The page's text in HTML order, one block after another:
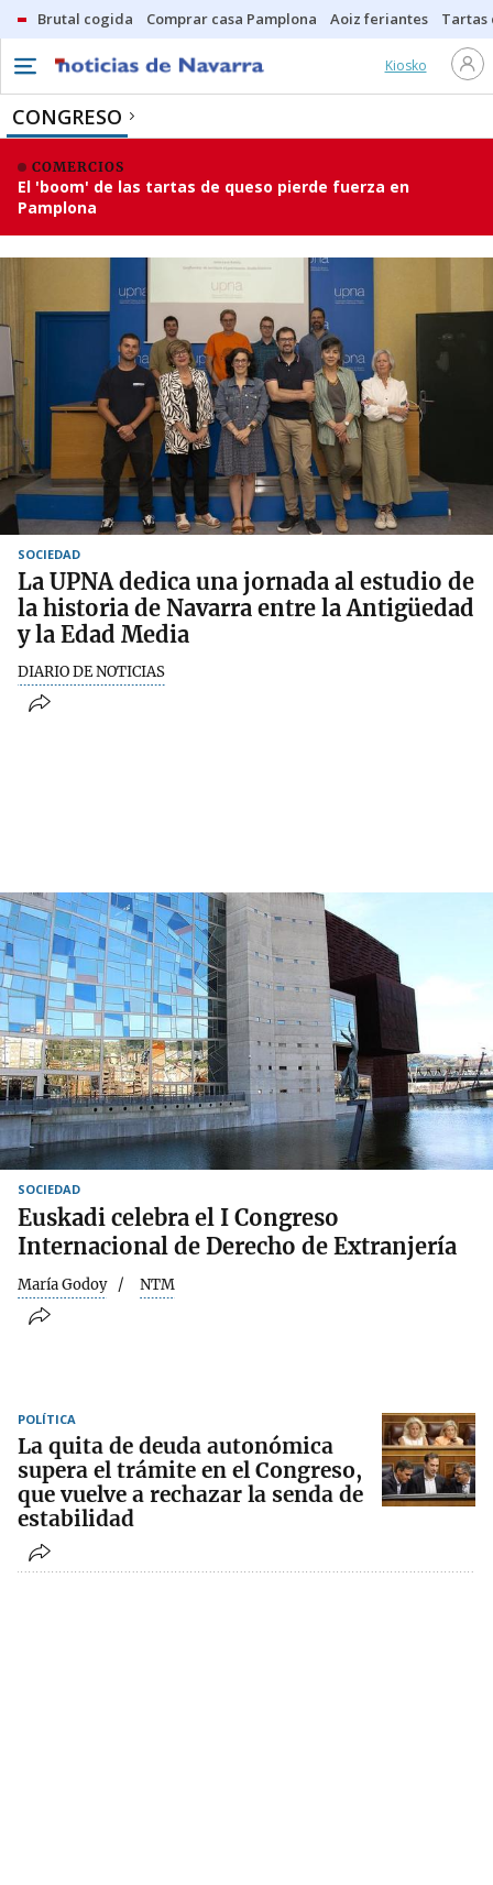
Brutal cogida Comprar casa Pamplona Aoiz feriantes Tartas
Kiosko
CONGRESO
COMERCIOS
El 'boom' de las tartas de queso pierde fuerza en
Pamplona
SOCIEDAD
La UPNA dedica una jornada al estudio de
la historia de Navarra entre la Antigüedad
y la Edad Media
DIARIO DE NOTICIAS
SOCIEDAD
Euskadi celebra el I Congreso
Internacional de Derecho de Extranjería
María Godoy NTM
POLÍTICA
La quita de deuda autonómica
supera el trámite en el Congreso,
que vuelve a rechazar la senda de
estabilidad